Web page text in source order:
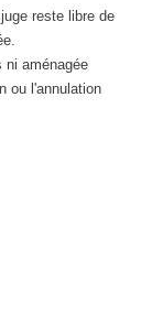
reste libre de
ni aménagée
ou l'annulation